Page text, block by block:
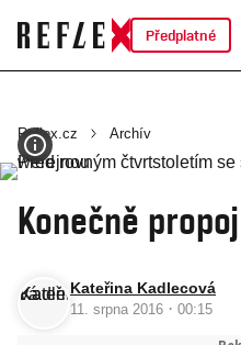
Předplatné
Reflex.cz Archív
Konečně
Kateřina Kadlecová
11. srpna 2016 · 00:15